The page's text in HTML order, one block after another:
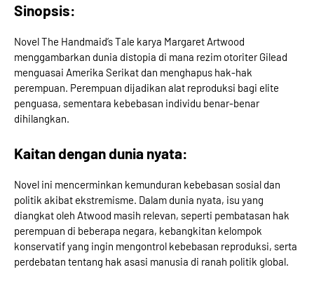
Sinopsis:
Novel The Handmaid’s Tale karya Margaret Artwood
menggambarkan dunia distopia di mana rezim otoriter Gilead
menguasai Amerika Serikat dan menghapus hak-hak
perempuan. Perempuan dijadikan alat reproduksi bagi elite
penguasa, sementara kebebasan individu benar-benar
dihilangkan.
Kaitan dengan dunia nyata:
Novel ini mencerminkan kemunduran kebebasan sosial dan
politik akibat ekstremisme. Dalam dunia nyata, isu yang
diangkat oleh Atwood masih relevan, seperti pembatasan hak
perempuan di beberapa negara, kebangkitan kelompok
konservatif yang ingin mengontrol kebebasan reproduksi, serta
perdebatan tentang hak asasi manusia di ranah politik global.